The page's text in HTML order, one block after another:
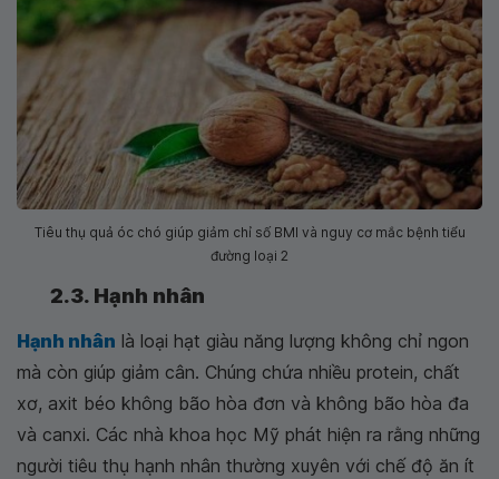
Tiêu thụ quả óc chó giúp giảm chỉ số BMI và nguy cơ mắc bệnh tiểu
đường loại 2
2.3. Hạnh nhân
Hạnh nhân là loại hạt giàu năng lượng không chỉ ngon
mà còn giúp giảm cân. Chúng chứa nhiều protein, chất
xơ, axit béo không bão hòa đơn và không bão hòa đa
và canxi. Các nhà khoa học Mỹ phát hiện ra rằng những
người tiêu thụ hạnh nhân thường xuyên với chế độ ăn ít